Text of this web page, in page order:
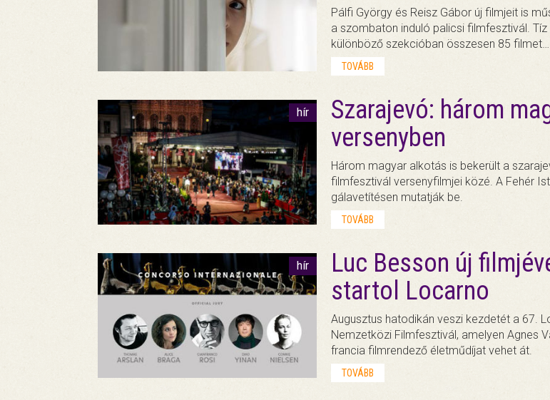
Pálfi György és Reisz Gábor új filmjeit is
a szombaton induló palicsi filmfesztivál. Tíz
különböző szekcióban összesen 85 filmet…
TOVÁBB
hír
Szarajevó: három
versenyben
Három magyar alkotás is bekerült a
filmfesztivál versenyfilmjei közé. A Fehér
gálavetítésen mutatják be.
TOVÁBB
hír
Luc Besson új
startol Locarno
Augusztus hatodikán veszi kezdetét a 67.
Nemzetközi Filmfesztivál, amelyen Agnes
francia filmrendező életműdíjat vehet át.
TOVÁBB